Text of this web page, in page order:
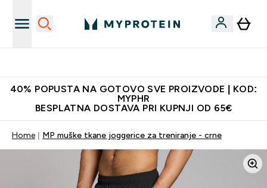
40% POPUSTA NA GOTOVO SVE PROIZVODE | KOD:
MYPHR
BESPLATNA DOSTAVA PRI KUPNJI OD 65€
Home MP muške tkane joggerice za treniranje - crne